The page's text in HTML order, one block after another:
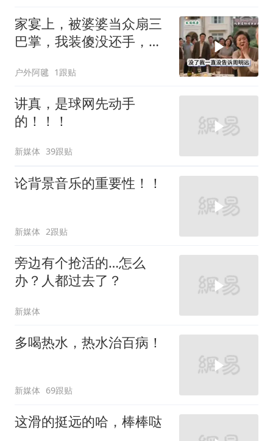
家宴上，被婆婆当众扇三
巴掌，我装傻没还手，悄
夫全家10人被新户主请出
家门
户外阿毽 1跟贴
讲真，是球网先动手
的！！！
新媒体 39跟贴
论背景音乐的重要性！！
新媒体 2跟贴
旁边有个抢活的…怎么
办？人都过去了？
新媒体
多喝热水，热水治百病！
新媒体 69跟贴
这滑的挺远的哈，棒棒哒